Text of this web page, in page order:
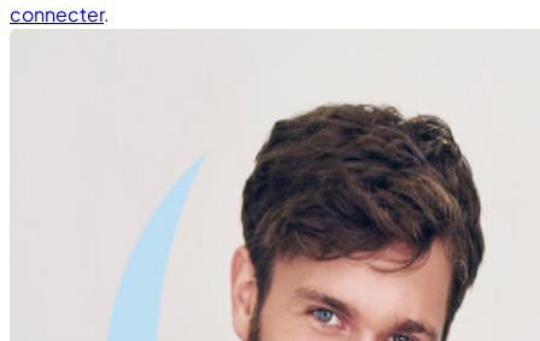
connecter.